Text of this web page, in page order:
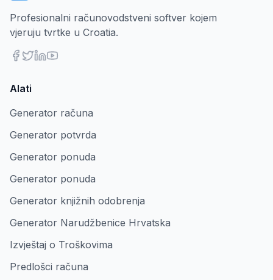
Profesionalni računovodstveni softver kojem
vjeruju tvrtke u Croatia.
Alati
Generator računa
Generator potvrda
Generator ponuda
Generator ponuda
Generator knjižnih odobrenja
Generator Narudžbenice Hrvatska
Izvještaj o Troškovima
Predlošci računa